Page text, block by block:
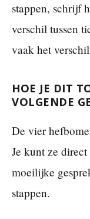
stappen, schrijf
verschil tussen
vaak het
HOE JE DIT
VOLGENDE
De vier
Je kunt ze
moeilijke
stappen.